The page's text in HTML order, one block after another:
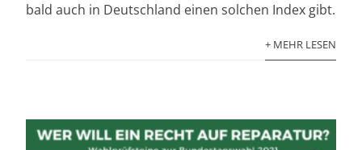
bald auch in Deutschland einen solchen Index gibt.
+ MEHR LESEN